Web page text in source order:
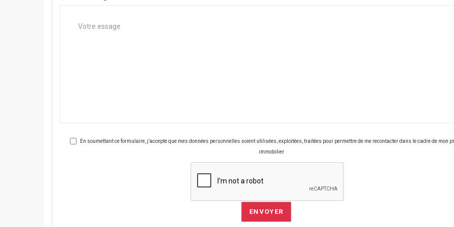
En soumettant ce formulaire, j’accepte que mes données personnelles soient utilisées, exploitées, traitées pour permettre de me recontacter dans le cadre de mon
immobilier
ENVOYER